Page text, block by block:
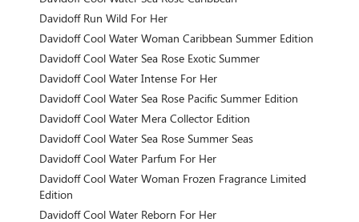
Davidoff Run Wild For Her
Davidoff Cool Water Woman Caribbean Summer Edition
Davidoff Cool Water Sea Rose Exotic Summer
Davidoff Cool Water Intense For Her
Davidoff Cool Water Sea Rose Pacific Summer Edition
Davidoff Cool Water Mera Collector Edition
Davidoff Cool Water Sea Rose Summer Seas
Davidoff Cool Water Parfum For Her
Davidoff Cool Water Woman Frozen Fragrance Limited
Edition
Davidoff Cool Water Reborn For Her